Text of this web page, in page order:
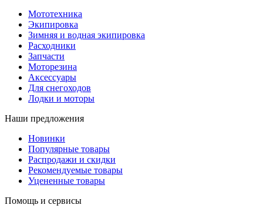
Мототехника
Экипировка
Зимняя и водная экипировка
Расходники
Запчасти
Моторезина
Аксессуары
Для снегоходов
Лодки и моторы
Наши предложения
Новинки
Популярные товары
Распродажи и скидки
Рекомендуемые товары
Уцененные товары
Помощь и сервисы